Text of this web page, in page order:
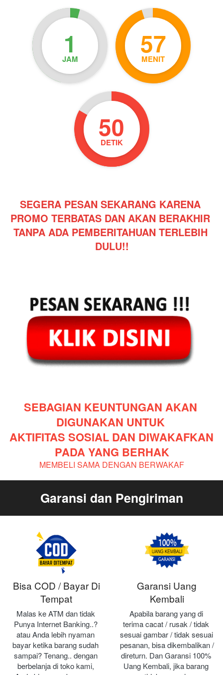
1
JAM 57
MENIT
49
DETIK
SEGERA PESAN SEKARANG KARENA
PROMO TERBATAS DAN AKAN BERAKHIR
TANPA ADA PEMBERITAHUAN TERLEBIH
DULU!!
SEBAGIAN KEUNTUNGAN AKAN
DIGUNAKAN UNTUK
AKTIFITAS SOSIAL DAN DIWAKAFKAN
PADA YANG BERHAK
MEMBELI SAMA DENGAN BERWAKAF
Garansi dan Pengiriman
Bisa COD / Bayar Di
Tempat
Malas ke ATM dan tidak
Punya Internet Banking..?
atau Anda lebih nyaman
bayar ketika barang sudah
sampai? Tenang.. dengan
berbelanja di toko kami,
Garansi Uang
Kembali
Apabila barang yang di
terima cacat / rusak / tidak
sesuai gambar / tidak sesuai
pesanan, bisa dikembalikan /
direturn. Dan Garansi 100%
Uang Kembali, jika barang